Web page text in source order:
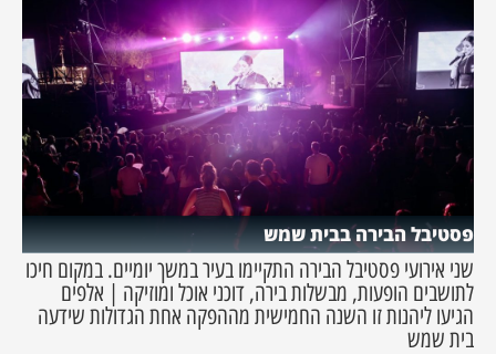
פסטיבל הבירה בבית שמש
שני אירועי פסטיבל הבירה התקיימו בעיר במשך יומיים. במקום חיכו
לתושבים הופעות, מבשלות בירה, דוכני אוכל ומוזיקה | אלפים
הגיעו ליהנות זו השנה החמישית מההפקה אחת הגדולות שידעה
בית שמש